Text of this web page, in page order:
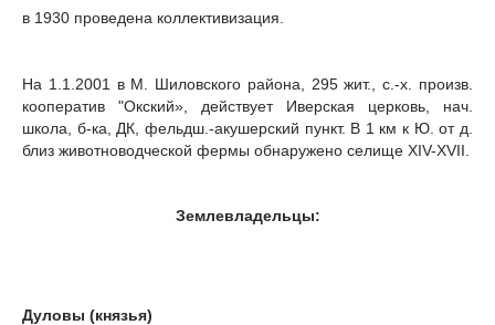
в 1930 проведена коллективизация.
На 1.1.2001 в М. Шиловского района, 295 жит., с.-х. произв.
кооператив "Окский», действует Иверская церковь, нач.
школа, б-ка, ДК, фельдш.-акушерский пункт. В 1 км к Ю. от д.
близ животноводческой фермы обнаружено селище XIV-XVII.
Землевладельцы:
Дуловы (князья)